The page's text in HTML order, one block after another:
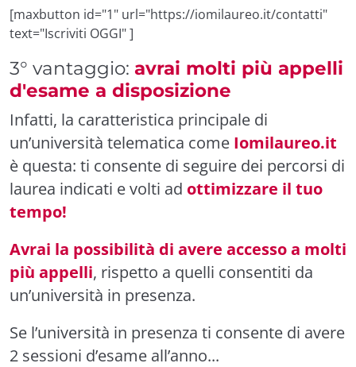
[maxbutton id="1" url="https://iomilaureo.it/contatti"
text="Iscriviti OGGI" ]
3° vantaggio: avrai molti più appelli
d'esame a disposizione
Infatti, la caratteristica principale di
un’università telematica come Iomilaureo.it
è questa: ti consente di seguire dei percorsi di
laurea indicati e volti ad ottimizzare il tuo
tempo!
Avrai la possibilità di avere accesso a molti
più appelli, rispetto a quelli consentiti da
un’università in presenza.
Se l’università in presenza ti consente di avere
2 sessioni d’esame all’anno...